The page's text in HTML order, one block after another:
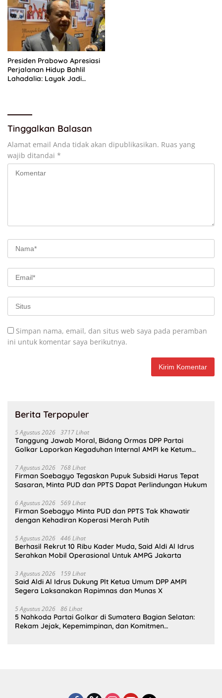
Presiden Prabowo Apresiasi
Perjalanan Hidup Bahlil
Lahadalia: Layak Jadi
Tinggalkan Balasan
Alamat email Anda tidak akan dipublikasikan. Ruas yang
wajib ditandai *
Simpan nama, email, dan situs web saya pada peramban
ini untuk komentar saya berikutnya.
Berita Terpopuler
5 Agustus 2026 3717 Lihat
Tanggung Jawab Moral, Bidang Ormas DPP Partai
Golkar Laporkan Kegaduhan Internal AMPI ke Ketum
7 Agustus 2026 768 Lihat
Firman Soebagyo Tegaskan Pupuk Subsidi Harus Tepat
Sasaran, Minta PUD dan PPTS Dapat Perlindungan Hukum
6 Agustus 2026 569 Lihat
Firman Soebagyo Minta PUD dan PPTS Tak Khawatir
dengan Kehadiran Koperasi Merah Putih
5 Agustus 2026 446 Lihat
Berhasil Rekrut 10 Ribu Kader Muda, Said Aldi Al Idrus
Serahkan Mobil Operasional Untuk AMPG Jakarta
3 Agustus 2026 159 Lihat
Said Aldi Al Idrus Dukung Plt Ketua Umum DPP AMPI
Segera Laksanakan Rapimnas dan Munas X
5 Agustus 2026 86 Lihat
5 Nahkoda Partai Golkar di Sumatera Bagian Selatan:
Rekam Jejak, Kepemimpinan, dan Komitmen